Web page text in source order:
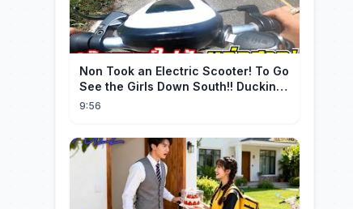
Non Took an Electric Scooter! To Go
See the Girls Down South!! Ducking
the Whole Way | Electric S...
9:56